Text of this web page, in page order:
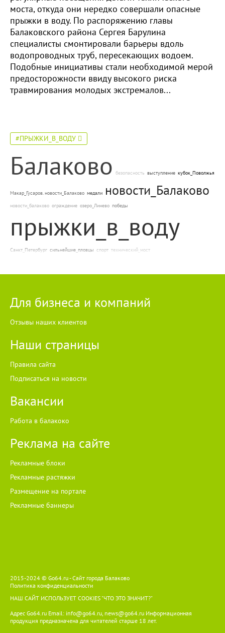
моста, откуда они нередко совершали опасные
прыжки в воду. По распоряжению главы
Балаковского района Сергея Барулина
специалисты смонтировали барьеры вдоль
водопроводных труб, пересекающих водоем.
Подобные инициативы стали необходимой мерой
предосторожности ввиду высокого риска
травмирования молодых экстремалов...
#ПРЫЖКИ_В_ВОДУ
Балаково безопасность выступление кубок_Поволжья
Макар_Гусаров. новости_Балаково медали новости_Балаково
новости_балаково ограждение озеро_Линево победы
прыжки_в_воду
Санкт_Петербург сильнейшие_пловцы спорт технический_мост
Для бизнеса и компаний
Отзывы наших клиентов
Наши страницы
Правила сайта
Подписаться на новости
Вакансии
Работа в балакоко
Реклама на сайте
Рекламные блоки
Рекламные растяжки
Размещение на портале
Рекламные баннеры
2015-2024 © Go64.ru - Сайт города Балаково
Политика конфиденциальности
НАШ САЙТ ИСПОЛЬЗУЕТ COOKIES "ЧТО ЭТО ЗНАЧИТ?"
Адрес Go64.ru Email: info@go64.ru, news@go64.ru Информационная
продукция предназначена для читателей старше 18 лет.